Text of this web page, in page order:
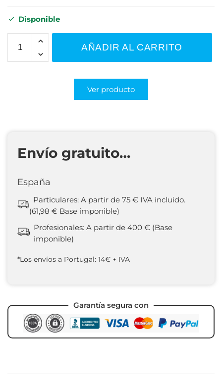
Disponible
AÑADIR AL CARRITO
Ver producto
Envío gratuito…
España
Particulares: A partir de 75 € IVA incluido.
(61,98 € Base imponible)
Profesionales: A partir de 400 € (Base
imponible)
*Los envíos a Portugal: 14€ + IVA
Garantía segura con